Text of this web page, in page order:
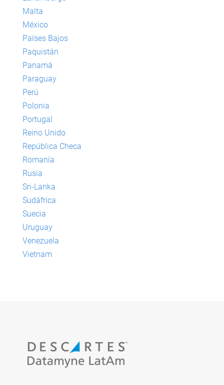
Malta
México
Países Bajos
Paquistán
Panamá
Paraguay
Perú
Polonia
Portugal
Reino Unido
República Checa
Romanía
Rusia
Sri-Lanka
Sudáfrica
Suecia
Uruguay
Venezuela
Vietnam